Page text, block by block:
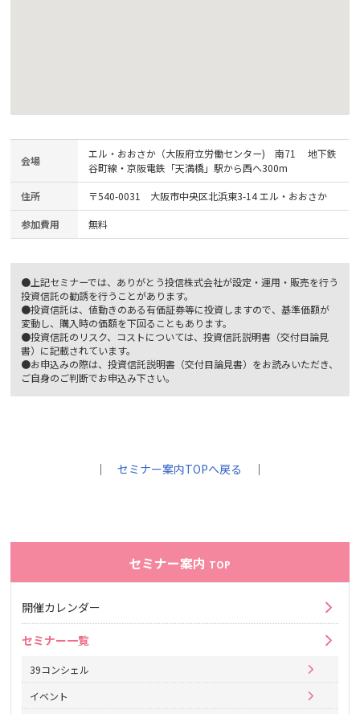
会場
エル・おおさか（大阪府立労働センター) 南71 地下鉄
谷町線・京阪電鉄「天満橋」駅から西へ300m
住所 〒540-0031 大阪市中央区北浜東3-14 エル・おおさか
参加費用 無料
●上記セミナーでは、ありがとう投信株式会社が設定・運用・販売を行う
投資信託の勧誘を行うことがあります。
●投資信託は、値動きのある有価証券等に投資しますので、基準価額が
変動し、購入時の価額を下回ることもあります。
●投資信託のリスク、コストについては、投資信託説明書（交付目論見
書）に記載されています。
●お申込みの際は、投資信託説明書（交付目論見書）をお読みいただき、
ご自身のご判断でお申込み下さい。
｜セミナー案内TOPへ戻る ｜
セミナー案内 TOP
開催カレンダー
セミナー一覧
39コンシェル
イベント